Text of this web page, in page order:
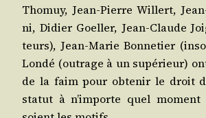
Tho­muy, Jean‑Pierre Willert,
ni, Didier Goel­ler, Jean‑Claude
teurs), Jean‑Marie Bon­ne­tier
Lon­dé (outrage à un supé­rieur)
de la faim pour obte­nir le droit
sta­tut à n’importe quel moment